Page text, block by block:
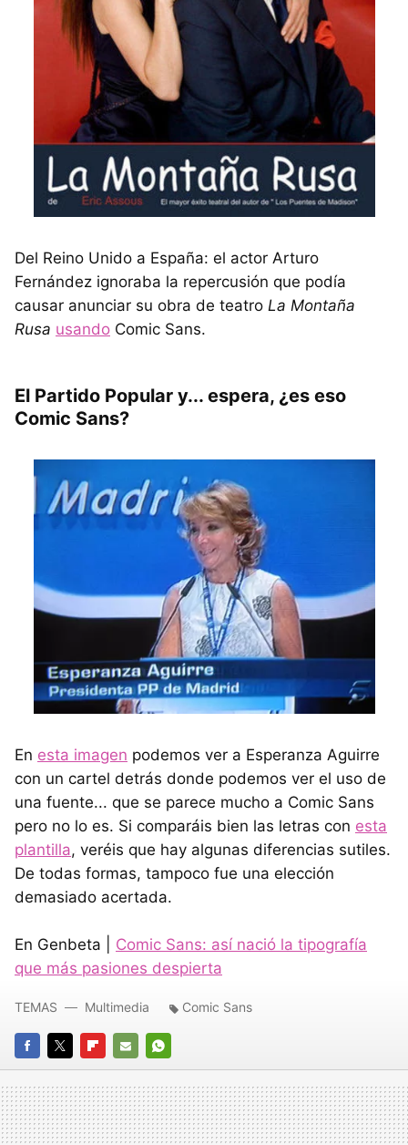
Del Reino Unido a España: el actor Arturo
Fernández ignoraba la repercusión que podía
causar anunciar su obra de teatro La Montaña
Rusa usando Comic Sans.
El Partido Popular y... espera, ¿es eso
Comic Sans?
En esta imagen podemos ver a Esperanza Aguirre
con un cartel detrás donde podemos ver el uso de
una fuente... que se parece mucho a Comic Sans
pero no lo es. Si comparáis bien las letras con esta
plantilla, veréis que hay algunas diferencias sutiles.
De todas formas, tampoco fue una elección
demasiado acertada.
En Genbeta | Comic Sans: así nació la tipografía
que más pasiones despierta
FACEBOOK
TWITTERFLIPBOARD
E-
MAIL
WHATSAPP
TEMAS Multimedia Comic Sans